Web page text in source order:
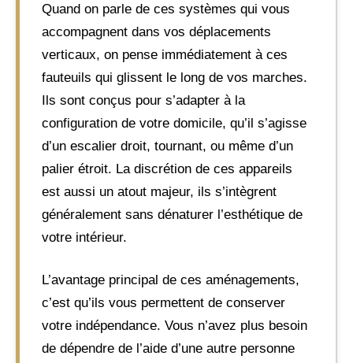
Quand on parle de ces systèmes qui vous
accompagnent dans vos déplacements
verticaux, on pense immédiatement à ces
fauteuils qui glissent le long de vos marches.
Ils sont conçus pour s’adapter à la
configuration de votre domicile, qu’il s’agisse
d’un escalier droit, tournant, ou même d’un
palier étroit. La discrétion de ces appareils
est aussi un atout majeur, ils s’intègrent
généralement sans dénaturer l’esthétique de
votre intérieur.
L’avantage principal de ces aménagements,
c’est qu’ils vous permettent de conserver
votre indépendance. Vous n’avez plus besoin
de dépendre de l’aide d’une autre personne